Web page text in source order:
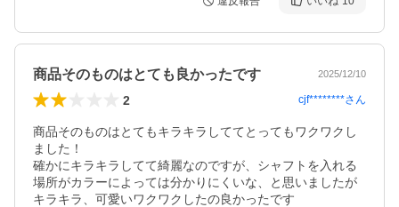
商品そのものはとても良かったです 2025/12/10
2 cjf********さん
商品そのものはとてもキラキラしててとってもワクワクし
ました！
確かにキラキラしてて綺麗なのですが、シャフトを入れる
場所がカラーによっては分かりにくいな、と思いましたが
キラキラ、可愛いワクワクしたの良かったです